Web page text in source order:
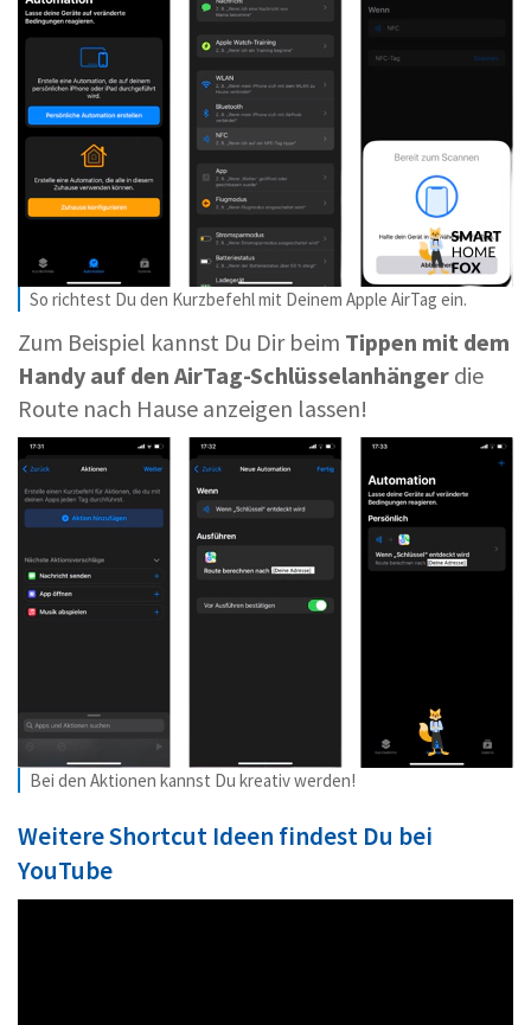
So richtest Du den Kurzbefehl mit Deinem Apple AirTag ein.
Zum Beispiel kannst Du Dir beim Tippen mit dem
Handy auf den AirTag-Schlüsselanhänger die
Route nach Hause anzeigen lassen!
Bei den Aktionen kannst Du kreativ werden!
Weitere Shortcut Ideen findest Du bei
YouTube